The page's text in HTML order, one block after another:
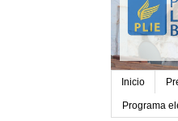
Inicio
Programa